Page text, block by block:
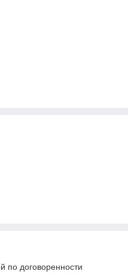
по договоренности